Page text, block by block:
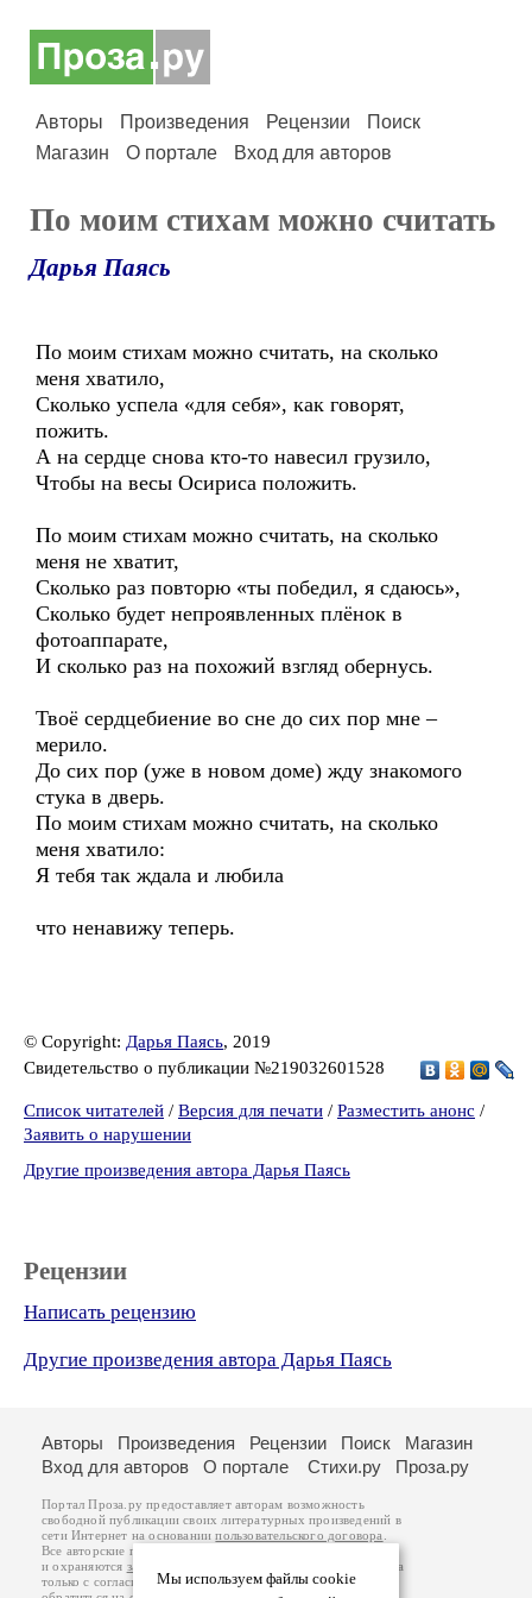
Авторы Произведения Рецензии
Поиск
Магазин
О портале Вход для авторов
По моим стихам можно считать
Дарья Паясь
По моим стихам можно считать, на сколько
меня хватило,
Сколько успела «для себя», как говорят,
пожить.
А на сердце снова кто-то навесил грузило,
Чтобы на весы Осириса положить.
По моим стихам можно считать, на сколько
меня не хватит,
Сколько раз повторю «ты победил, я сдаюсь»,
Сколько будет непроявленных плёнок в
фотоаппарате,
И сколько раз на похожий взгляд обернусь.
Твоё сердцебиение во сне до сих пор мне –
мерило.
До сих пор (уже в новом доме) жду знакомого
стука в дверь.
По моим стихам можно считать, на сколько
меня хватило:
Я тебя так ждала и любила
что ненавижу теперь.
© Copyright: Дарья Паясь, 2019
Свидетельство о публикации №219032601528
Список читателей / Версия для печати / Разместить анонс /
Заявить о нарушении
Другие произведения автора Дарья Паясь
Рецензии
Написать рецензию
Другие произведения автора Дарья Паясь
Мы используем файлы cookie
Авторы Произведения Рецензии Поиск
Магазин
Вход для авторов
О портале Стихи.ру Проза.ру
Портал Проза.ру предоставляет авторам возможность
свободной публикации своих литературных произведений в
сети Интернет на основаниипользовательского договора
Все авторские права на произведения принадлежат авторам
и охраняются законом
. Перепечатка произведений возможна
только с согласия его автора, к которому вы можете